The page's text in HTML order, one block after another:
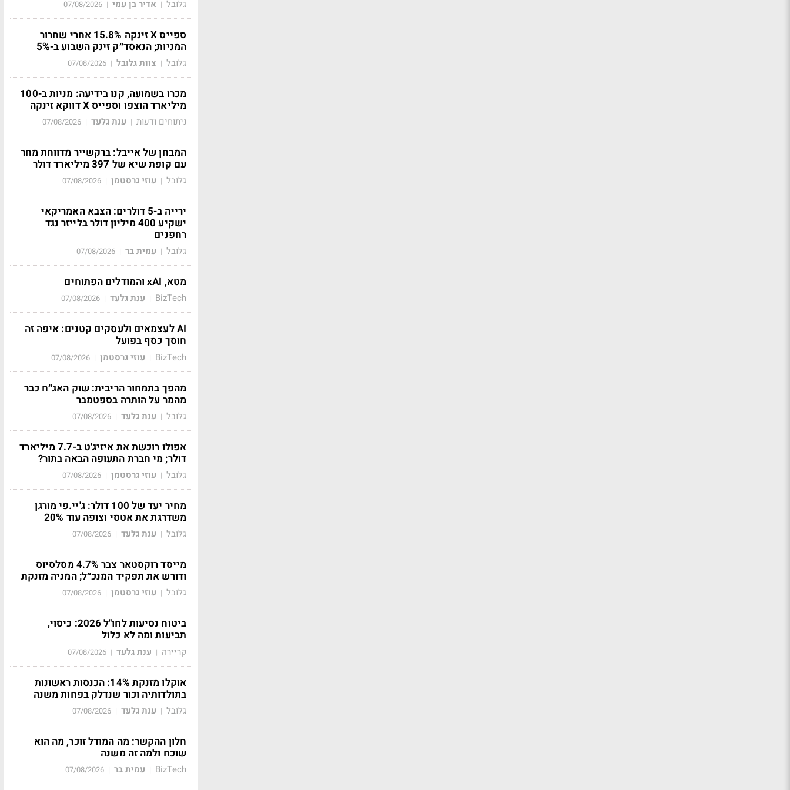
גלובל | אדיר בן עמי |
07/08/2026
ספייס X זינקה 15.8% אחרי שחרור
המניות; הנאסד״ק זינק השבוע ב-5%
גלובל | צוות גלובל |
07/08/2026
מכרו בשמועה, קנו בידיעה: מניות ב-100
מיליארד הוצפו וספייס X דווקא זינקה
ניתוחים ודעות | ענת גלעד |
07/08/2026
המבחן של אייבל: ברקשייר מדווחת מחר
עם קופת שיא של 397 מיליארד דולר
גלובל | עוזי גרסטמן |
07/08/2026
ירייה ב-5 דולרים: הצבא האמריקאי
ישקיע 400 מיליון דולר בלייזר נגד
רחפנים
גלובל | עמית בר |
07/08/2026
מטא, xAI והמודלים הפתוחים
BizTech
| ענת גלעד |
07/08/2026
AI לעצמאים ולעסקים קטנים: איפה זה
חוסך כסף בפועל
BizTech
| עוזי גרסטמן |
07/08/2026
מהפך בתמחור הריבית: שוק האג״ח כבר
מהמר על הותרה בספטמבר
גלובל | ענת גלעד |
07/08/2026
אפולו רוכשת את איזיג'ט ב-7.7 מיליארד
דולר; מי חברת התעופה הבאה בתור?
גלובל | עוזי גרסטמן |
07/08/2026
מחיר יעד של 100 דולר: ג'יי.פי מורגן
משדרגת את אטסי וצופה עוד 20%
גלובל | ענת גלעד |
07/08/2026
מייסד רוקסטאר צבר 4.7% מסלסיוס
ודורש את תפקיד המנכ״ל; המניה מזנקת
גלובל | עוזי גרסטמן |
07/08/2026
ביטוח נסיעות לחו"ל 2026: כיסוי,
תביעות ומה לא כלול
קריירה | ענת גלעד |
07/08/2026
אוקלו מזנקת 14%: הכנסות ראשונות
בתולדותיה וכור שנדלק בפחות משנה
גלובל | ענת גלעד |
07/08/2026
חלון ההקשר: מה המודל זוכר, מה הוא
שוכח ולמה זה משנה
BizTech
| עמית בר |
07/08/2026